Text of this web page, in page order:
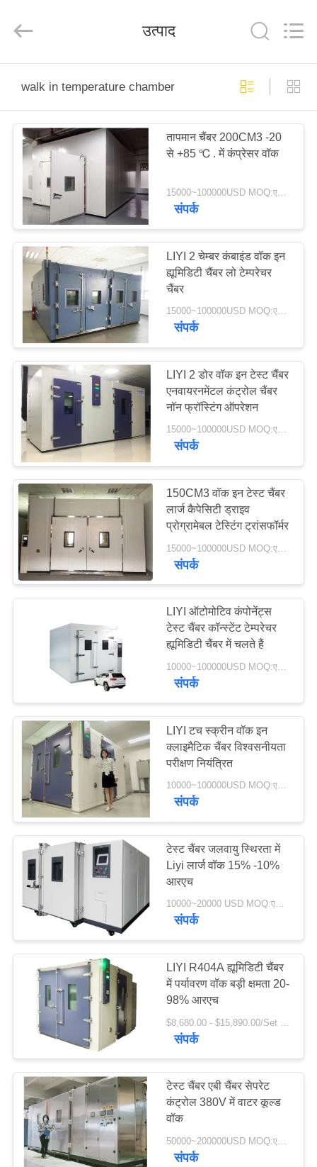
उत्पादों
हमारे
कारखाना
भ्रमण
गुणवत्ता
नियंत्रण
संपर्क
करें
एक
उद्धरण
की
विनती
करे
PRIVACY
POLICY
Technology
Co.,
Reserved.
उत्पाद
walk in temperature chamber
तापमान चैंबर 200CM3 -20
से +85 ℃ . में कंप्रेसर वॉक
15000~100000USD MOQ:एक सेट
संपर्क
LIYI 2 चेम्बर कंबाइंड वॉक इन
ह्यूमिडिटी चैंबर लो टेम्परेचर
चैंबर
15000~100000USD MOQ:एक सेट
संपर्क
LIYI 2 डोर वॉक इन टेस्ट चैंबर
एनवायरनमेंटल कंट्रोल चैंबर
नॉन फ्रॉस्टिंग ऑपरेशन
15000~100000USD MOQ:एक सेट
संपर्क
150CM3 वॉक इन टेस्ट चैंबर
लार्ज कैपेसिटी ड्राइव
प्रोग्रामेबल टेस्टिंग ट्रांसफॉर्मर
संपर्क
LIYI ऑटोमोटिव कंपोनेंट्स
टेस्ट चैंबर कॉन्स्टेंट टेम्परेचर
ह्यूमिडिटी चैंबर में चलते हैं
10000~100000USD MOQ:एक सेट
संपर्क
LIYI टच स्क्रीन वॉक इन
क्लाइमैटिक चैंबर विश्वसनीयता
परीक्षण नियंत्रित
10000~100000USD MOQ:एक सेट
संपर्क
टेस्ट चैंबर जलवायु स्थिरता में
Liyi लार्ज वॉक 15% -10%
आरएच
10000~20000 USD MOQ:एक सेट
संपर्क
LIYI R404A ह्यूमिडिटी चैंबर
में पर्यावरण वॉक बड़ी क्षमता 20-
98% आरएच
संपर्क
टेस्ट चैंबर एबी चैंबर सेपरेट
कंट्रोल 380V में वाटर कूल्ड
वॉक
50000~200000USD MOQ:एक सेट
संपर्क